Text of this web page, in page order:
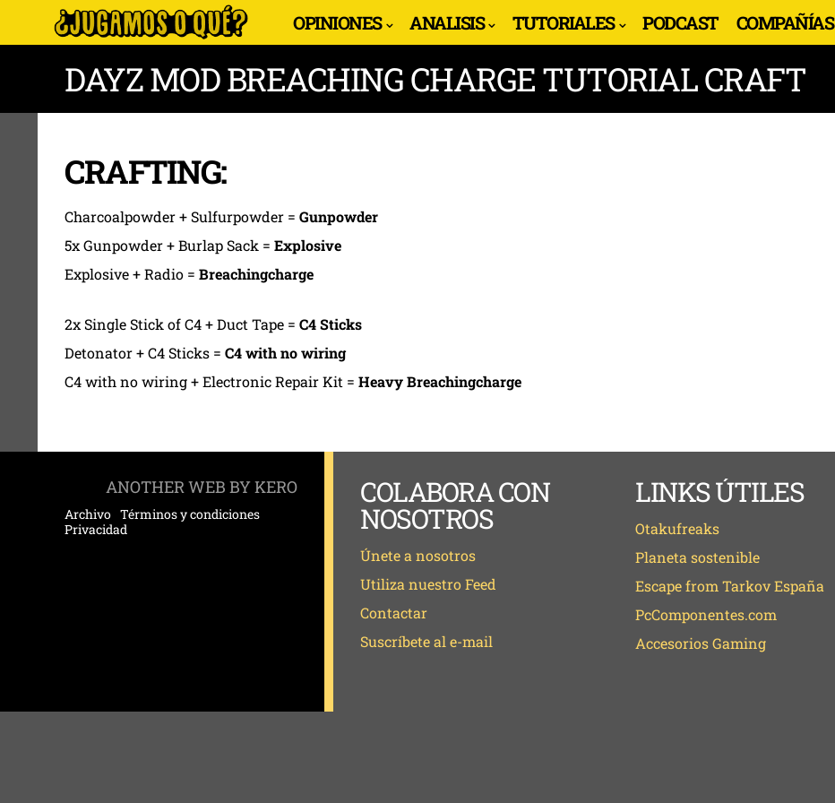
OPINIONES ANALISIS TUTORIALES PODCAST COMPAÑÍAS
DAYZ MOD BREACHING CHARGE TUTORIAL CRAFT
CRAFTING:
Charcoalpowder + Sulfurpowder = Gunpowder
5x Gunpowder + Burlap Sack = Explosive
Explosive + Radio = Breachingcharge
2x Single Stick of C4 + Duct Tape = C4 Sticks
Detonator + C4 Sticks = C4 with no wiring
C4 with no wiring + Electronic Repair Kit = Heavy Breachingcharge
ANOTHER WEB BY KERO
Archivo Términos y condiciones
Privacidad
COLABORA CON
NOSOTROS
Únete a nosotros
Utiliza nuestro Feed
Contactar
Suscríbete al e-mail
LINKS ÚTILES
Otakufreaks
Planeta sostenible
Escape from Tarkov España
PcComponentes.com
Accesorios Gaming